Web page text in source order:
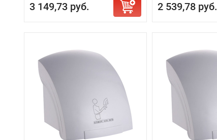
3 149,73 руб. 2 539,78 руб.